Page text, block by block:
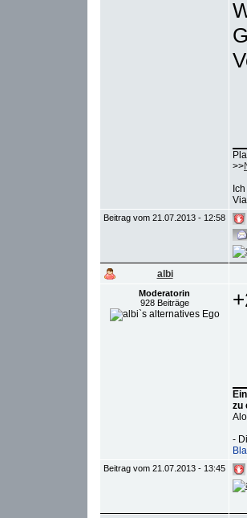
>>
Beitrag vom 21.07.2013 - 12:58
albi
Moderatorin
928 Beiträge
zu
-
Beitrag vom 21.07.2013 - 13:45